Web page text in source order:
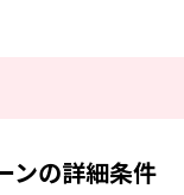
ンの詳細条件